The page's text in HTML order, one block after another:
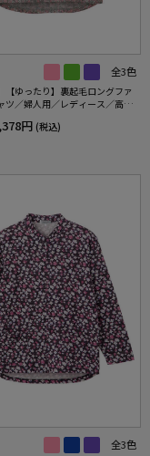
全3色
【ゆったり】裏起毛ロングファ
ツ／婦人用／レディース／高齢
後ろ長め／名前が書ける／名前
濯機OK／前ポケット／おしゃれ
円 (税込)
全3色